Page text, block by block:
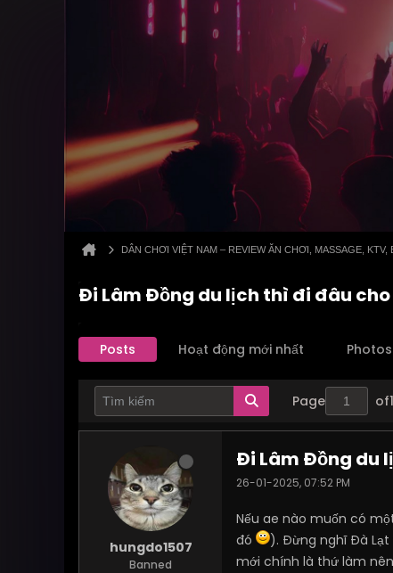
DÂN CHƠI VIỆT NAM – REVIEW ĂN CHƠI, MASSAGE, KTV,
Đi Lâm Đồng du lịch thì đi đâu
Posts Hoạt động mới nhất Photos
Page of1
hungdo1507
Banned
Đi Lâm Đồng du
26-01-2025, 07:52 PM
Nếu ae nào muốn có
đó
). Đừng nghĩ Đà
mới chính là thứ làm